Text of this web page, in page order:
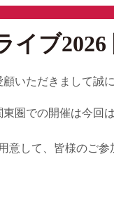
イブ
いただきまして誠
圏での開催は今回
意して、皆様のご